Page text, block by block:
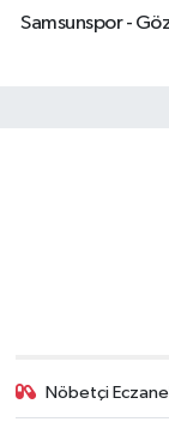
Samsunspor -
Nöbetçi